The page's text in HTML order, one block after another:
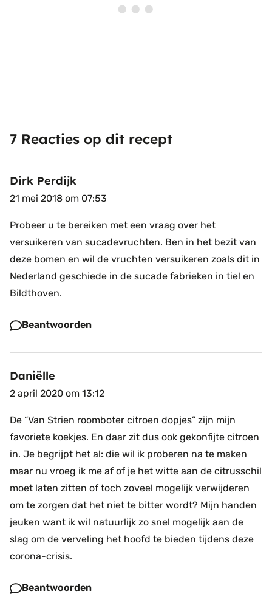
7 Reacties op dit recept
Dirk Perdijk
21 mei 2018 om 07:53
Probeer u te bereiken met een vraag over het
versuikeren van sucadevruchten. Ben in het bezit van
deze bomen en wil de vruchten versuikeren zoals dit in
Nederland geschiede in de sucade fabrieken in tiel en
Bildthoven.
Beantwoorden
Daniëlle
2 april 2020 om 13:12
De “Van Strien roomboter citroen dopjes” zijn mijn
favoriete koekjes. En daar zit dus ook gekonfijte citroen
in. Je begrijpt het al: die wil ik proberen na te maken
maar nu vroeg ik me af of je het witte aan de citrusschil
moet laten zitten of toch zoveel mogelijk verwijderen
om te zorgen dat het niet te bitter wordt? Mijn handen
jeuken want ik wil natuurlijk zo snel mogelijk aan de
slag om de verveling het hoofd te bieden tijdens deze
corona-crisis.
Beantwoorden